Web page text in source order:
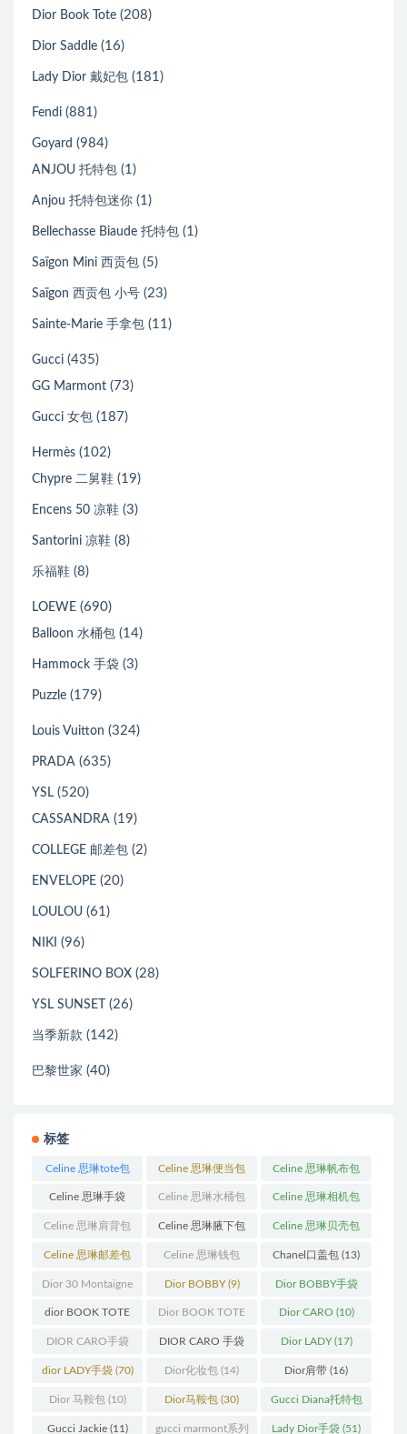
Dior Book Tote (208)
Dior Saddle (16)
Lady Dior 戴妃包 (181)
Fendi (881)
Goyard (984)
ANJOU 托特包 (1)
Anjou 托特包迷你 (1)
Bellechasse Biaude 托特包 (1)
Saïgon Mini 西贡包 (5)
Saïgon 西贡包 小号 (23)
Sainte-Marie 手拿包 (11)
Gucci (435)
GG Marmont (73)
Gucci 女包 (187)
Hermès (102)
Chypre 二舅鞋 (19)
Encens 50 凉鞋 (3)
Santorini 凉鞋 (8)
乐福鞋 (8)
LOEWE (690)
Balloon 水桶包 (14)
Hammock 手袋 (3)
Puzzle (179)
Louis Vuitton (324)
PRADA (635)
YSL (520)
CASSANDRA (19)
COLLEGE 邮差包 (2)
ENVELOPE (20)
LOULOU (61)
NIKI (96)
SOLFERINO BOX (28)
YSL SUNSET (26)
当季新款 (142)
巴黎世家 (40)
标签
Celine 思琳tote包
(23)
Celine 思琳便当包
(14)
Celine 思琳帆布包
(18)
Celine 思琳手袋
(250)
Celine 思琳水桶包
(55)
Celine 思琳相机包
(11)
Celine 思琳肩背包
(12)
Celine 思琳腋下包
(10)
Celine 思琳贝壳包
(12)
Celine 思琳邮差包
(13)
Celine 思琳钱包
(10)
Chanel口盖包 (13)
Dior 30 Montaigne
蒙田(31)
Dior BOBBY(9) Dior BOBBY手袋
(26)
dior BOOK TOTE
(12)
Dior BOOK TOTE
手袋(163)
Dior CARO (10)
DIOR CARO手袋
(11)
DIOR CARO 手袋
(31)
Dior LADY(17)
dior LADY手袋(70) Dior化妆包 (14) Dior肩带 (16)
Dior 马鞍包(10) Dior马鞍包 (30) Gucci Diana托特包
(11)
Gucci Jackie(11) gucci marmont系列 Lady Dior手袋 (51)